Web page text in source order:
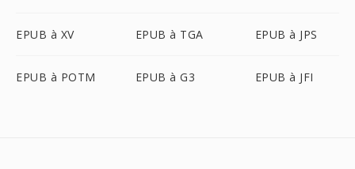
EPUB à XV EPUB à TGA EPUB à JPS
EPUB à POTM EPUB à G3 EPUB à JFI